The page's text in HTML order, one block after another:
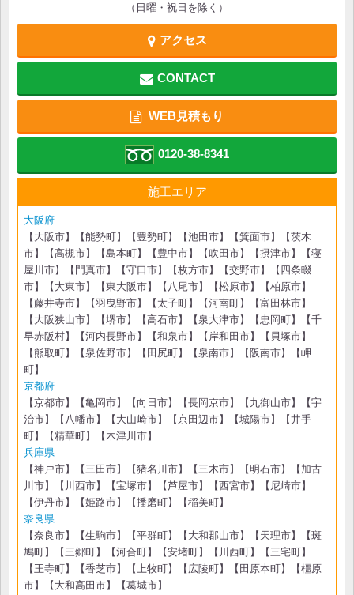
（日曜・祝日を除く）
アクセス
CONTACT
WEB見積もり
0120-38-8341
施工エリア
大阪府
【大阪市】【能勢町】【豊勢町】【池田市】【箕面市】【茨木
市】【高槻市】【島本町】【豊中市】【吹田市】【摂津市】【寝
屋川市】【門真市】【守口市】【枚方市】【交野市】【四条畷
市】【大東市】【東大阪市】【八尾市】【松原市】【柏原市】
【藤井寺市】【羽曳野市】【太子町】【河南町】【富田林市】
【大阪狭山市】【堺市】【高石市】【泉大津市】【忠岡町】【千
早赤阪村】【河内長野市】【和泉市】【岸和田市】【貝塚市】
【熊取町】【泉佐野市】【田尻町】【泉南市】【阪南市】【岬
町】
京都府
【京都市】【亀岡市】【向日市】【長岡京市】【九御山市】【宇
治市】【八幡市】【大山崎市】【京田辺市】【城陽市】【井手
町】【精華町】【木津川市】
兵庫県
【神戸市】【三田市】【猪名川市】【三木市】【明石市】【加古
川市】【川西市】【宝塚市】【芦屋市】【西宮市】【尼崎市】
【伊丹市】【姫路市】【播磨町】【稲美町】
奈良県
【奈良市】【生駒市】【平群町】【大和郡山市】【天理市】【斑
鳩町】【三郷町】【河合町】【安堵町】【川西町】【三宅町】
【王寺町】【香芝市】【上牧町】【広陵町】【田原本町】【橿原
市】【大和高田市】【葛城市】